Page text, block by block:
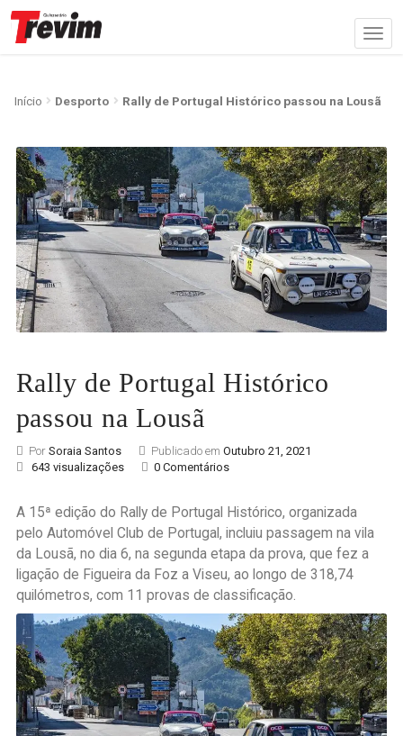
Início Desporto Rally de Portugal Histórico passou na Lousã
Rally de Portugal Histórico
passou na Lousã
Por Soraia Santos Publicado em Outubro 21, 2021
643 visualizações
0 Comentários
A 15ª edição do Rally de Portugal Histórico, organizada
pelo Automóvel Club de Portugal, incluiu passagem na vila
da Lousã, no dia 6, na segunda etapa da prova, que fez a
ligação de Figueira da Foz a Viseu, ao longo de 318,74
quilómetros, com 11 provas de classificação.